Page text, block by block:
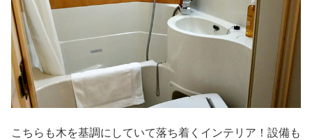
こちらも木を基調にしていて落ち着くインテリア！設備も